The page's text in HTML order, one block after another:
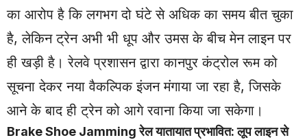
का आरोप है कि लगभग दो घंटे से अधिक का समय बीत चुका
है, लेकिन ट्रेन अभी भी धूप और उमस के बीच मेन लाइन पर
ही खड़ी है। रेलवे प्रशासन द्वारा कानपुर कंट्रोल रूम को
सूचना देकर नया वैकल्पिक इंजन मंगाया जा रहा है, जिसके
आने के बाद ही ट्रेन को आगे रवाना किया जा सकेगा।
Brake Shoe Jamming रेल यातायात प्रभावित: लूप लाइन से